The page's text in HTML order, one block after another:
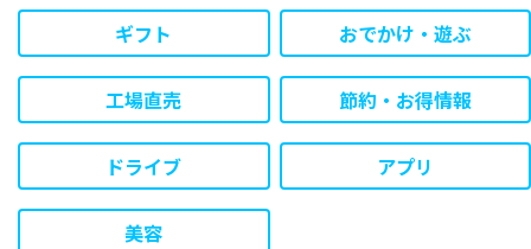
ギフト おでかけ・遊ぶ
工場直売 節約・お得情報
ドライブ アプリ
美容